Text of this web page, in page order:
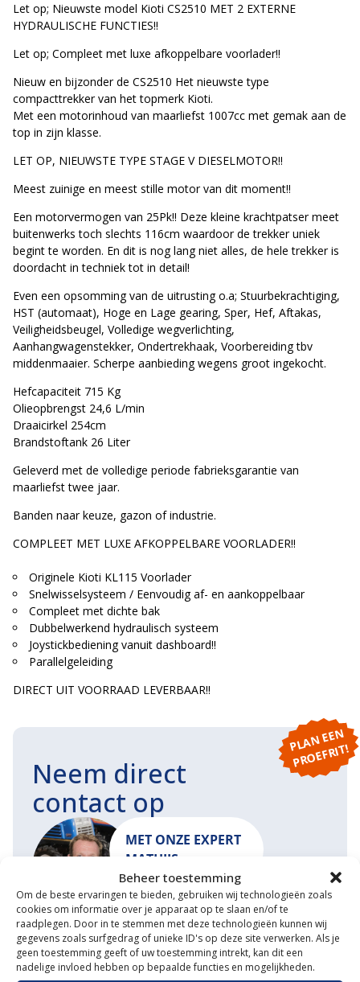
Beheer toestemming
Om de beste ervaringen te bieden, gebruiken wij technologieën zoals
cookies om informatie over je apparaat op te slaan en/of te
raadplegen. Door in te stemmen met deze technologieën kunnen wij
gegevens zoals surfgedrag of unieke ID's op deze site verwerken. Als je
geen toestemming geeft of uw toestemming intrekt, kan dit een
nadelige invloed hebben op bepaalde functies en mogelijkheden.
Let op; Nieuwste model Kioti CS2510 MET 2 EXTERNE
HYDRAULISCHE FUNCTIES!!
Let op; Compleet met luxe afkoppelbare voorlader!!
Nieuw en bijzonder de CS2510 Het nieuwste type
compacttrekker van het topmerk Kioti.
Met een motorinhoud van maarliefst 1007cc met gemak aan de
top in zijn klasse.
LET OP, NIEUWSTE TYPE STAGE V DIESELMOTOR!!
Meest zuinige en meest stille motor van dit moment!!
Een motorvermogen van 25Pk!! Deze kleine krachtpatser meet
buitenwerks toch slechts 116cm waardoor de trekker uniek
begint te worden. En dit is nog lang niet alles, de hele trekker is
doordacht in techniek tot in detail!
Even een opsomming van de uitrusting o.a; Stuurbekrachtiging,
HST (automaat), Hoge en Lage gearing, Sper, Hef, Aftakas,
Veiligheidsbeugel, Volledige wegverlichting,
Aanhangwagenstekker, Ondertrekhaak, Voorbereiding tbv
middenmaaier. Scherpe aanbieding wegens groot ingekocht.
Hefcapaciteit 715 Kg
Olieopbrengst 24,6 L/min
Draaicirkel 254cm
Brandstoftank 26 Liter
Geleverd met de volledige periode fabrieksgarantie van
maarliefst twee jaar.
Banden naar keuze, gazon of industrie.
COMPLEET MET LUXE AFKOPPELBARE VOORLADER!!
Originele Kioti KL115 Voorlader
Snelwisselsysteem / Eenvoudig af- en aankoppelbaar
Compleet met dichte bak
Dubbelwerkend hydraulisch systeem
Joystickbediening vanuit dashboard!!
Parallelgeleiding
DIRECT UIT VOORRAAD LEVERBAAR!!
P
L
A
N
E
E
N
P
R
O
E
F
RI
T!
Neem direct
contact op
MET ONZE EXPERT
MATHIJS
START EEN GESPREK MAIL ONS